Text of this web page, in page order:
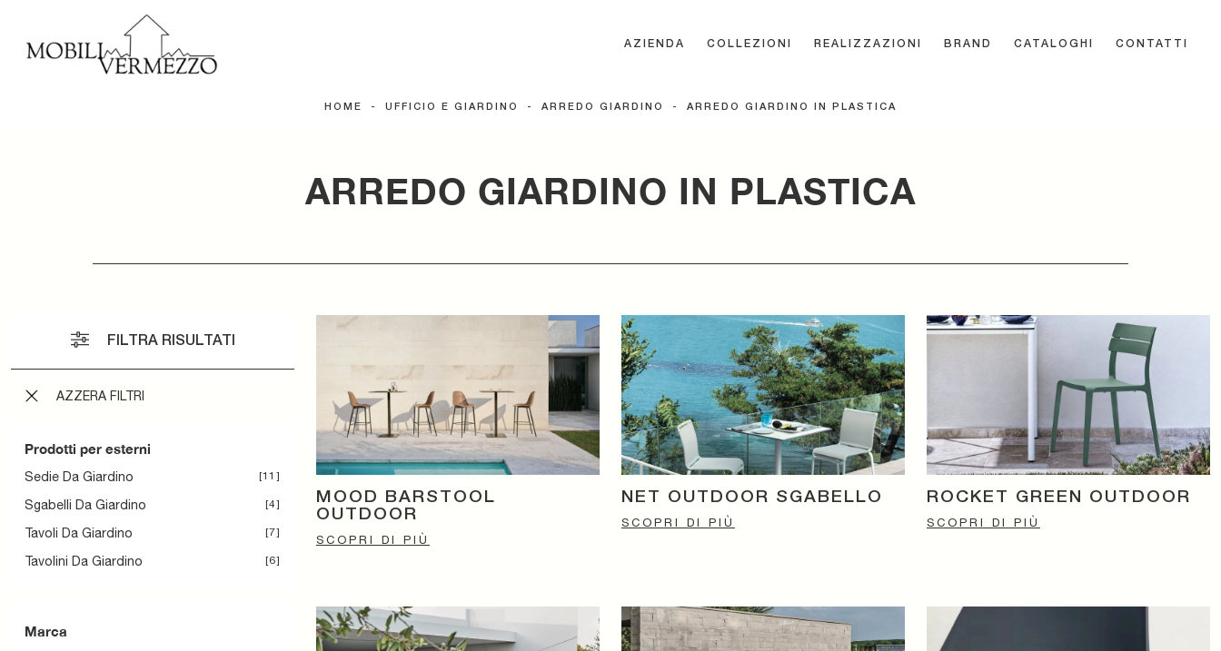
AZIENDA COLLEZIONI REALIZZAZIONI BRAND CATALOGHI CONTATTI
HOME - UFFICIO E GIARDINO - ARREDO GIARDINO - ARREDO GIARDINO IN PLASTICA
ARREDO GIARDINO IN PLASTICA
FILTRA RISULTATI
AZZERA FILTRI
Prodotti per esterni
Sedie Da Giardino 11
Sgabelli Da Giardino 4
Tavoli Da Giardino 7
Tavolini Da Giardino 6
Marca
MOOD BARSTOOL
OUTDOOR
SCOPRI DI PIÙ
NET OUTDOOR SGABELLO
SCOPRI DI PIÙ
ROCKET GREEN OUTDOOR
SCOPRI DI PIÙ